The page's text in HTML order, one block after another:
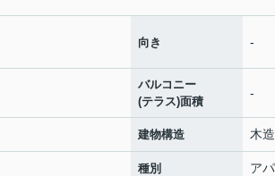
向き -
バルコニー
(テラス)面積
-
建物構造 木造
種別 ア